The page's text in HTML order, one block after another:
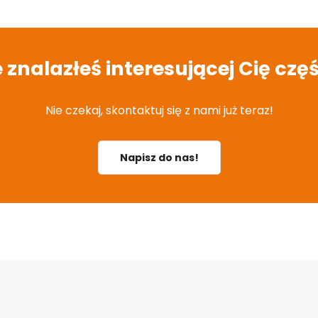
znalazłeś interesującej Cię
Nie czekaj, skontaktuj się z nami już teraz!
Napisz do nas!